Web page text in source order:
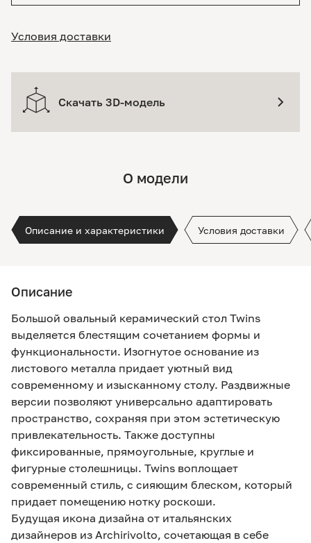
Условия доставки
Скачать 3D-модель
О модели
Описание и характеристики Условия доставки
Описание
Большой овальный керамический стол Twins
выделяется блестящим сочетанием формы и
функциональности. Изогнутое основание из
листового металла придает уютный вид
современному и изысканному столу. Раздвижные
версии позволяют универсально адаптировать
пространство, сохраняя при этом эстетическую
привлекательность. Также доступны
фиксированные, прямоугольные, круглые и
фигурные столешницы. Twins воплощает
современный стиль, с сияющим блеском, который
придает помещению нотку роскоши.
Будущая икона дизайна от итальянских
дизайнеров из Archirivolto, сочетающая в себе